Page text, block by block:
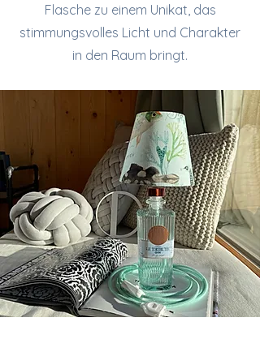
Flasche zu einem Unikat, das
stimmungsvolles Licht und Charakter
in den Raum bringt.